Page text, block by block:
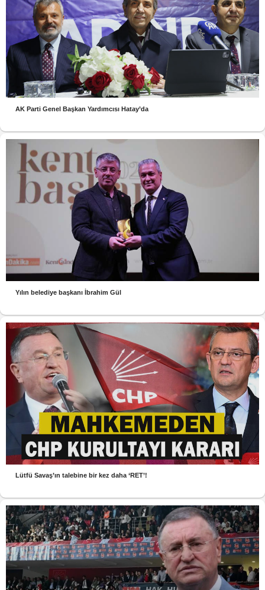
AK Parti Genel Başkan Yardımcısı Hatay’da
Yılın belediye başkanı İbrahim Gül
Lütfü Savaş’ın talebine bir kez daha ‘RET’!